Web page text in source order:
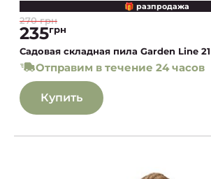
🎁 разпродажа
270 грн
235грн
Садовая складная пила Garden Line
Отправим в течение 24 часов
Купить